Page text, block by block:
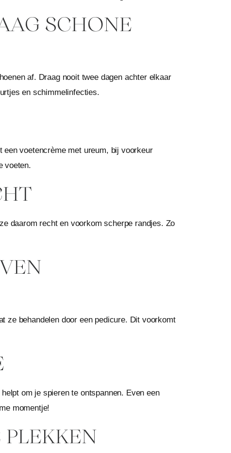
SCHONE
af. Draag nooit twee dagen achter elkaar
en schimmelinfecties.
een voetencrème met ureum, bij voorkeur
voeten.
daarom recht en voorkom scherpe randjes. Zo
ze behandelen door een pedicure. Dit voorkomt
om je spieren te ontspannen. Even een
momentje!